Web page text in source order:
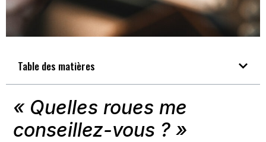
« Quelles roues me
conseillez-vous ? »
Table des matières